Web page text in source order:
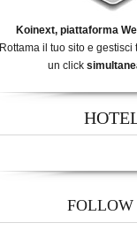
Koinext, piattaforma
Rottama il tuo sito e gestisci
un click
FOLLOW